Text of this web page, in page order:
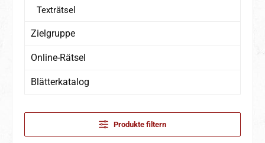
Texträtsel
Zielgruppe
Online-Rätsel
Blätterkatalog
Produkte filtern